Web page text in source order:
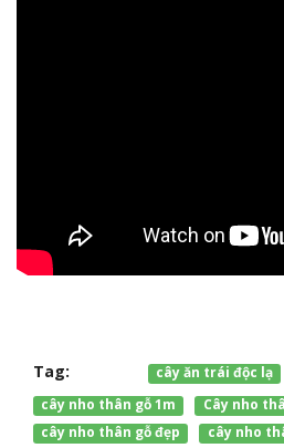
Tag: cây ăn trái độc lạ
cây nho thân gỗ 1m
Cây nho
cây nho thân gỗ đẹp
cây nho